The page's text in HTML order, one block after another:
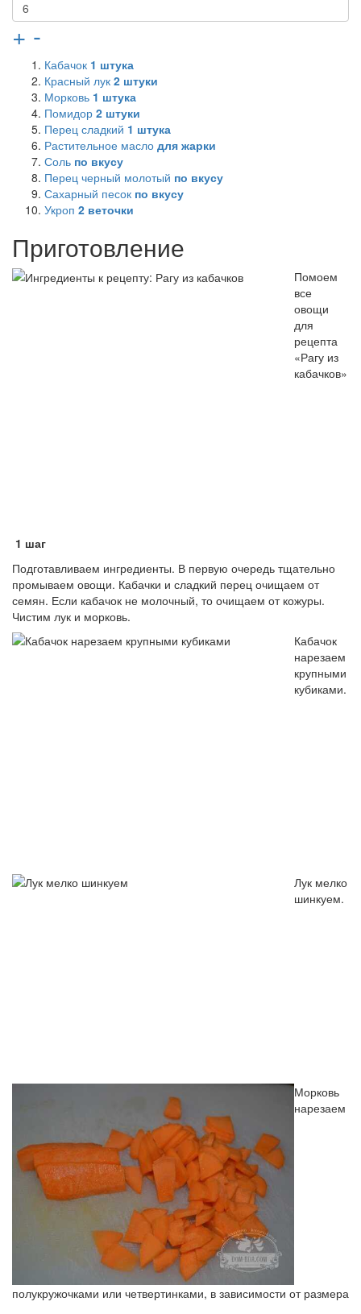
+ -
Кабачок 1 штука
Красный лук 2 штуки
Морковь 1 штука
Помидор 2 штуки
Перец сладкий 1 штука
Растительное масло для жарки
Соль по вкусу
Перец черный молотый по вкусу
Сахарный песок по вкусу
Укроп 2 веточки
Приготовление
Помоем
все
овощи
для
рецепта
«Рагу из
кабачков»
1 шаг
Подготавливаем ингредиенты. В первую очередь тщательно
промываем овощи. Кабачки и сладкий перец очищаем от
семян. Если кабачок не молочный, то очищаем от кожуры.
Чистим лук и морковь.
Кабачок
нарезаем
крупными
кубиками.
Лук мелко
шинкуем.
Морковь
нарезаем
полукружочками или четвертинками, в зависимости от размера